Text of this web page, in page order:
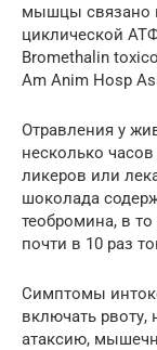
мышцы связано
циклической
Bromethalin
Am Anim Hosp
Отравления у
несколько
ликеров или
шоколада
теобромина, в
почти в 10 раз
Симптомы
включать рвоту,
атаксию,